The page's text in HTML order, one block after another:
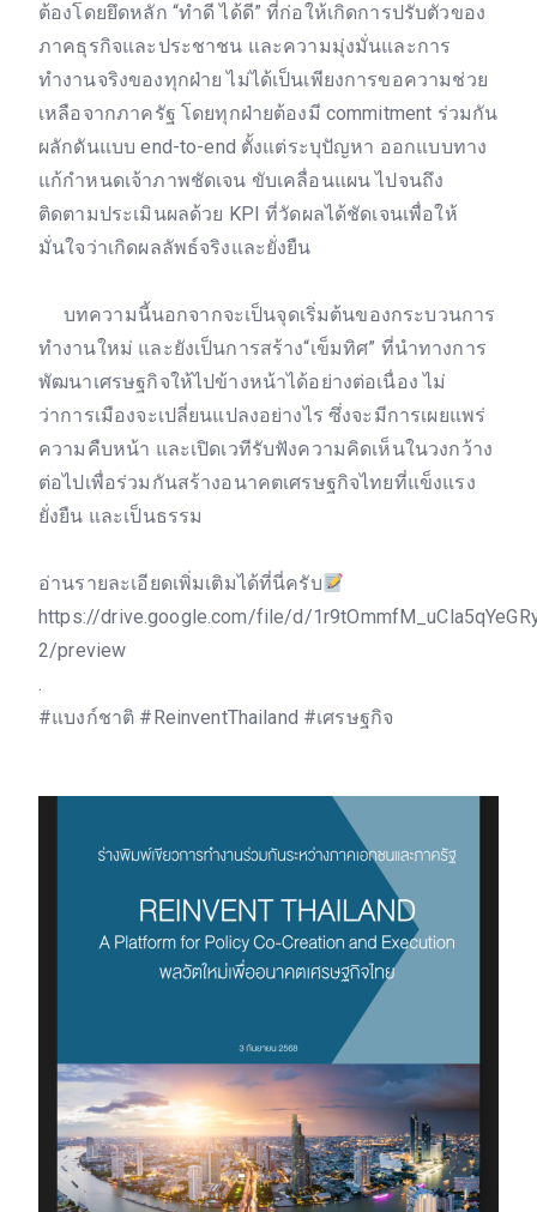
ต้องโดยยึดหลัก “ทำดี ได้ดี” ที่ก่อให้เกิดการปรับตัวของ
ภาคธุรกิจและประชาชน และความมุ่งมั่นและการ
ทำงานจริงของทุกฝ่าย ไม่ได้เป็นเพียงการขอความช่วย
เหลือจากภาครัฐ โดยทุกฝ่ายต้องมี commitment ร่วมกัน
ผลักดันแบบ end-to-end ตั้งแต่ระบุปัญหา ออกแบบทาง
แก้กำหนดเจ้าภาพชัดเจน ขับเคลื่อนแผน ไปจนถึง
ติดตามประเมินผลด้วย KPI ที่วัดผลได้ชัดเจนเพื่อให้
มั่นใจว่าเกิดผลลัพธ์จริงและยั่งยืน
บทความนี้นอกจากจะเป็นจุดเริ่มต้นของกระบวนการ
ทำงานใหม่ และยังเป็นการสร้าง“เข็มทิศ” ที่นำทางการ
พัฒนาเศรษฐกิจให้ไปข้างหน้าได้อย่างต่อเนื่อง ไม่
ว่าการเมืองจะเปลี่ยนแปลงอย่างไร ซึ่งจะมีการเผยแพร่
ความคืบหน้า และเปิดเวทีรับฟังความคิดเห็นในวงกว้าง
ต่อไปเพื่อร่วมกันสร้างอนาคตเศรษฐกิจไทยที่แข็งแรง
ยั่งยืน และเป็นธรรม
อ่านรายละเอียดเพิ่มเติมได้ที่นี่ครับ
https://drive.google.com/file/d/
2/preview
.
#แบงก์ชาติ #ReinventThailand #เศรษฐกิจ